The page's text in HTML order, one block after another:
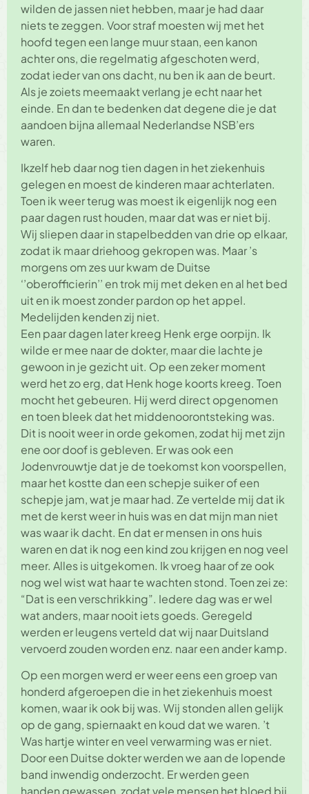
wilden de jassen niet hebben, maar je had daar
niets te zeggen. Voor straf moesten wij met het
hoofd tegen een lange muur staan, een kanon
achter ons, die regelmatig afgeschoten werd,
zodat ieder van ons dacht, nu ben ik aan de beurt.
Als je zoiets meemaakt verlang je echt naar het
einde. En dan te bedenken dat degene die je dat
aandoen bijna allemaal Nederlandse NSB’ers
waren.
Ikzelf heb daar nog tien dagen in het ziekenhuis
gelegen en moest de kinderen maar achterlaten.
Toen ik weer terug was moest ik eigenlijk nog een
paar dagen rust houden, maar dat was er niet bij.
Wij sliepen daar in stapelbedden van drie op elkaar,
zodat ik maar driehoog gekropen was. Maar ’s
morgens om zes uur kwam de Duitse
‘’oberofficierin’’ en trok mij met deken en al het bed
uit en ik moest zonder pardon op het appel.
Medelijden kenden zij niet.
Een paar dagen later kreeg Henk erge oorpijn. Ik
wilde er mee naar de dokter, maar die lachte je
gewoon in je gezicht uit. Op een zeker moment
werd het zo erg, dat Henk hoge koorts kreeg. Toen
mocht het gebeuren. Hij werd direct opgenomen
en toen bleek dat het middenoorontsteking was.
Dit is nooit weer in orde gekomen, zodat hij met zijn
ene oor doof is gebleven. Er was ook een
Jodenvrouwtje dat je de toekomst kon voorspellen,
maar het kostte dan een schepje suiker of een
schepje jam, wat je maar had. Ze vertelde mij dat ik
met de kerst weer in huis was en dat mijn man niet
was waar ik dacht. En dat er mensen in ons huis
waren en dat ik nog een kind zou krijgen en nog veel
meer. Alles is uitgekomen. Ik vroeg haar of ze ook
nog wel wist wat haar te wachten stond. Toen zei ze:
“Dat is een verschrikking”. Iedere dag was er wel
wat anders, maar nooit iets goeds. Geregeld
werden er leugens verteld dat wij naar Duitsland
vervoerd zouden worden enz. naar een ander kamp.
Op een morgen werd er weer eens een groep van
honderd afgeroepen die in het ziekenhuis moest
komen, waar ik ook bij was. Wij stonden allen gelijk
op de gang, spiernaakt en koud dat we waren. ’t
Was hartje winter en veel verwarming was er niet.
Door een Duitse dokter werden we aan de lopende
band inwendig onderzocht. Er werden geen